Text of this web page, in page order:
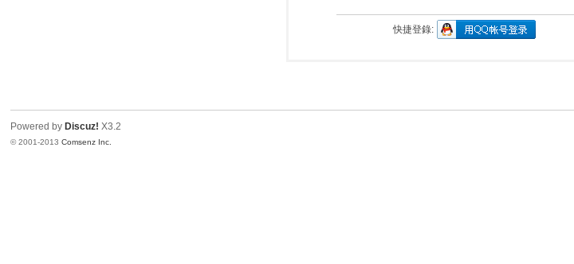
快捷登錄:
Powered by Discuz! X3.2
© 2001-2013Comsenz Inc.